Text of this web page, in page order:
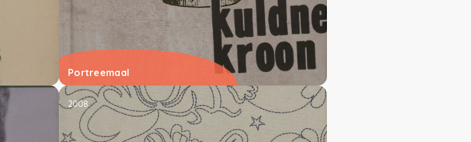
Portreemaal
2008